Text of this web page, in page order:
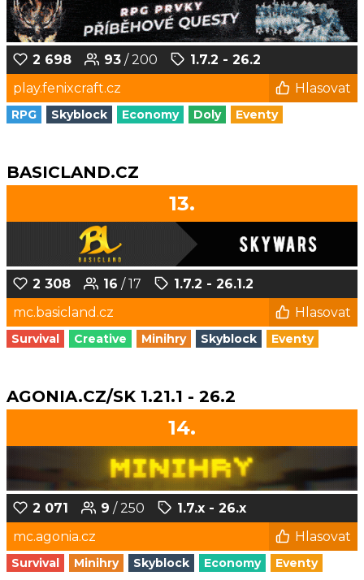
2 698 93 / 200
1.7.2 - 26.2
play.fenixcraft.cz
Hlasovat
RPG Skyblock Economy Doly Eventy
BASICLAND.CZ
13.
2 308 16 / 17
1.7.2 - 26.1.2
mc.basicland.cz
Hlasovat
Survival Creative Minihry Skyblock Eventy
AGONIA.CZ/SK 1.21.1 - 26.2
14.
2 071 9 / 250
1.7.x - 26.x
mc.agonia.cz
Hlasovat
Survival Minihry Skyblock Economy Eventy